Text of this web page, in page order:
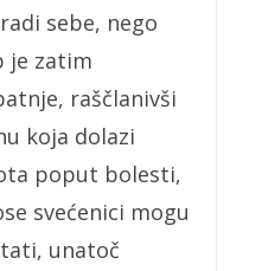
sebe, nego
je zatim
raščlanivši
koja dolazi
poput bolesti,
svećenici mogu
unatoč